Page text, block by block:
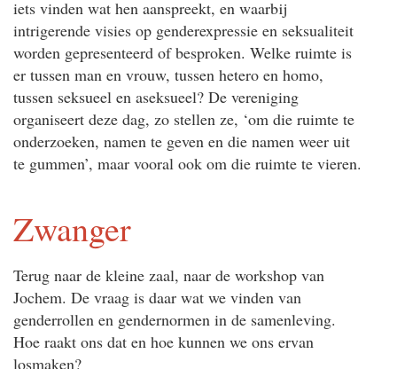
iets vinden wat hen aanspreekt, en waarbij
intrigerende visies op genderexpressie en seksualiteit
worden gepresenteerd of besproken. Welke ruimte is
er tussen man en vrouw, tussen hetero en homo,
tussen seksueel en aseksueel? De vereniging
organiseert deze dag, zo stellen ze, ‘om die ruimte te
onderzoeken, namen te geven en die namen weer uit
te gummen’, maar vooral ook om die ruimte te vieren.
Zwanger
Terug naar de kleine zaal, naar de workshop van
Jochem. De vraag is daar wat we vinden van
genderrollen en gendernormen in de samenleving.
Hoe raakt ons dat en hoe kunnen we ons ervan
losmaken?